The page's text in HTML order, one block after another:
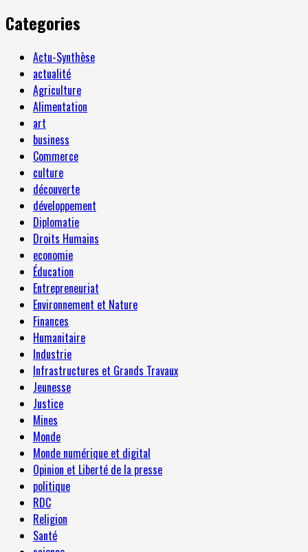
Categories
Actu-Synthèse
actualité
Agriculture
Alimentation
art
business
Commerce
culture
découverte
développement
Diplomatie
Droits Humains
economie
Éducation
Entrepreneuriat
Environnement et Nature
Finances
Humanitaire
Industrie
Infrastructures et Grands Travaux
Jeunesse
Justice
Mines
Monde
Monde numérique et digital
Opinion et Liberté de la presse
politique
RDC
Religion
Santé